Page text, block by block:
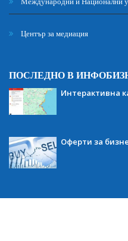
Център за медиация
ПОСЛЕДНО В
Интерактивна
Оферти за